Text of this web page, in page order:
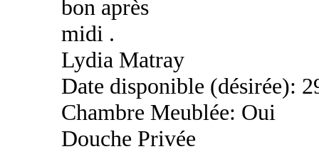
bon après
midi .
Lydia Matray
Date disponible (désirée):
Chambre Meublée: Oui
Douche Privée